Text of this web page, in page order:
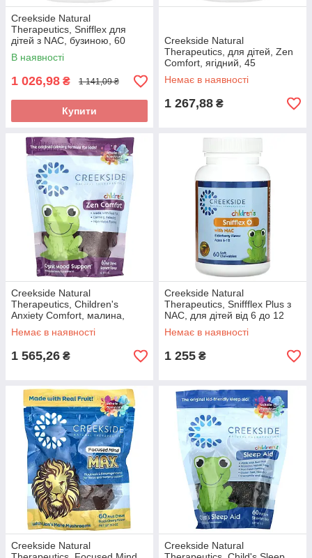
Creekside Natural
Therapeutics, Snifflex для
дітей з NAC, бузиною, 60
жувальних таблеток
В наявності
1 026,98 ₴ 1 141,09 ₴
Купити
Creekside Natural
Therapeutics, для дітей, Zen
Comfort, ягідний, 45
жувальних таблеток оригінал
Немає в наявності
1 267,88 ₴
Creekside Natural
Therapeutics, Children's
Anxiety Comfort, малина,
жувальні таблетки з 60
фруктами
Немає в наявності
1 565,26 ₴
Creekside Natural
Therapeutics, Sniffflex Plus з
NAC, для дітей від 6 до 12
років, бузина, 60 жувальних
Немає в наявності
1 255 ₴
Creekside Natural
Creekside Natural